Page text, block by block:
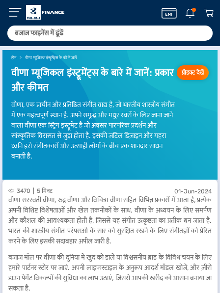
होम वीणा म्यूजिकल इंस्ट्रूमेंट्स के बारे में जानें
वीणा म्यूजिकल इंस्ट्रूमेंट्स के बारे में जानें: प्रकार
और कीमत
वीणा, एक प्राचीन और प्रतिष्ठित संगीत वाद्य है, जो भारतीय शास्त्रीय संगीत
में एक महत्वपूर्ण स्थान है. अपने समृद्ध और मधुर स्वरों के लिए जाना जाने
वाला वीणा एक स्ट्रिंग इंस्ट्रूमेंट है जो अक्सर पारंपरिक प्रदर्शन और
सांस्कृतिक विरासत से जुड़ा होता है. इसकी जटिल डिज़ाइन और गहरा
ध्वनि इसे संगीतकारों और उत्साही लोगों के बीच एक शानदार साधन
बनाती है.
प्रोडक्ट देखें
3470 5 मिनट 01-Jun-2024
वीणा सरस्वती वीणा, रुद्र वीणा और विचित्रा वीणा सहित विभिन्न प्रकारों में आता है, प्रत्येक
अपनी विशिष्ट विशेषताओं और खेल तकनीकों के साथ. वीणा के अध्ययन के लिए समर्पण
और कौशल की आवश्यकता होती है, जिससे यह संगीत उत्कृष्टता का प्रतीक बन जाता है.
भारत की शास्त्रीय संगीत परंपराओं के सार को सुरक्षित रखने के लिए संगीतज्ञों को प्रेरित
करने के लिए इसकी सदाबहार अपील जारी है.
बजाज मॉल पर वीणा की दुनिया में खुद को डालें या विश्वसनीय ब्रांड के विविध चयन के लिए
हमारे पार्टनर स्टोर पर जाएं. अपनी लाइफस्टाइल के अनुरूप आदर्श मॉडल खोजें, और ज़ीरो
डाउन पेमेंट विकल्पों की सुविधा का लाभ उठाएं, जिससे आपकी खरीद को आसान बनाया जा
सकता है.